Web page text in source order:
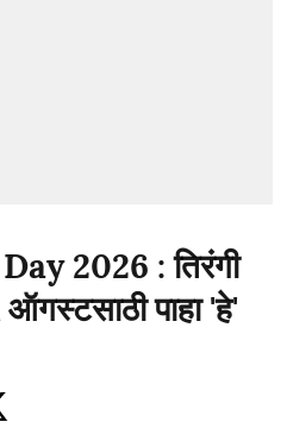
2026 : तिरंगी
पाहा 'हे'